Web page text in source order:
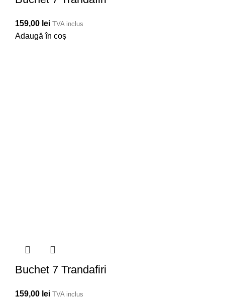
159,00 lei TVA inclus
Adaugă în coș
Buchet 7 Trandafiri
159,00 lei TVA inclus